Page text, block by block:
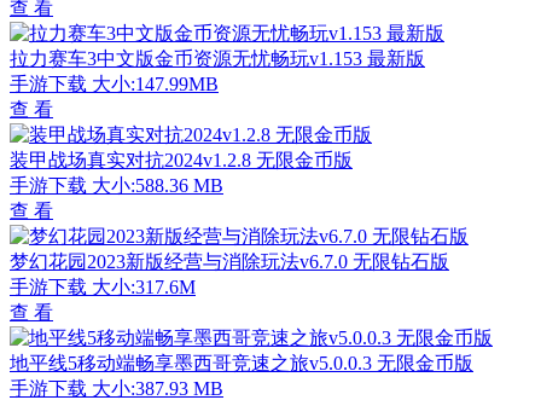
查 看
拉力赛车3中文版金币资源无忧畅玩v1.153 最新版
手游下载 大小:147.99MB
查 看
装甲战场真实对抗2024v1.2.8 无限金币版
手游下载 大小:588.36 MB
查 看
梦幻花园2023新版经营与消除玩法v6.7.0 无限钻石版
手游下载 大小:317.6M
查 看
地平线5移动端畅享墨西哥竞速之旅v5.0.0.3 无限金币版
手游下载 大小:387.93 MB